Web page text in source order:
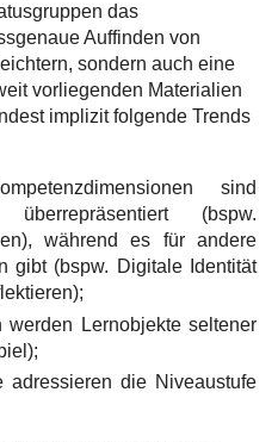
das
Auffinden von
sondern auch eine
vorliegenden Materialien
implizit folgende Trends
sind
(bspw.
während es für andere
gibt (bspw. Digitale Identität
werden Lernobjekte seltener
adressieren die Niveaustufe